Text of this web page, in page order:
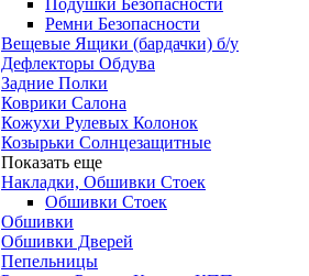
Подушки Безопасности
Ремни Безопасности
Вещевые Ящики (бардачки) б/у
Дефлекторы Обдува
Задние Полки
Коврики Салона
Кожухи Рулевых Колонок
Козырьки Солнцезащитные
Показать еще
Накладки, Обшивки Стоек
Обшивки Стоек
Обшивки
Обшивки Дверей
Пепельницы